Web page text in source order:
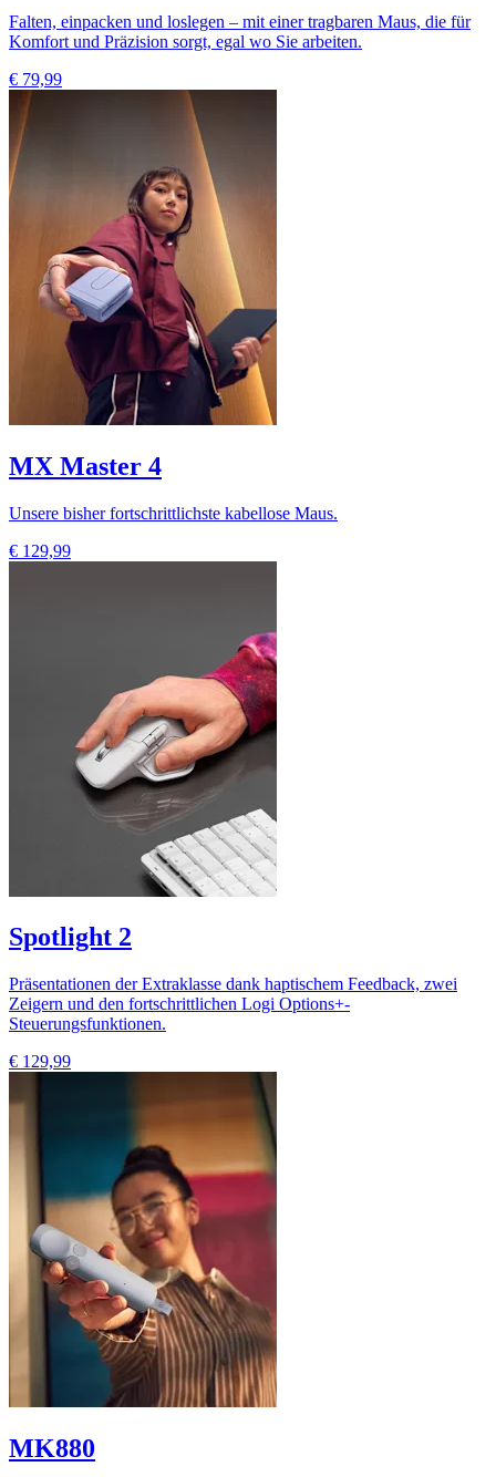
Falten, einpacken und loslegen – mit einer tragbaren Maus, die für
Komfort und Präzision sorgt, egal wo Sie arbeiten.
€ 79,99
MX Master 4
Unsere bisher fortschrittlichste kabellose Maus.
€ 129,99
Spotlight 2
Präsentationen der Extraklasse dank haptischem Feedback, zwei
Zeigern und den fortschrittlichen Logi Options+-
Steuerungsfunktionen.
€ 129,99
MK880